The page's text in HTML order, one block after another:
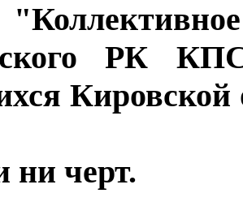
РК
Кировской
ни черт.